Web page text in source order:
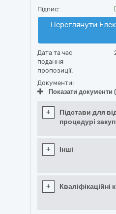
Підпис:
Переглянути
Дата та час
подання
пропозиції:
Документи:
Показати документи
+
Підстави для
процедурі
+ Інші
+ Кваліфікаційні